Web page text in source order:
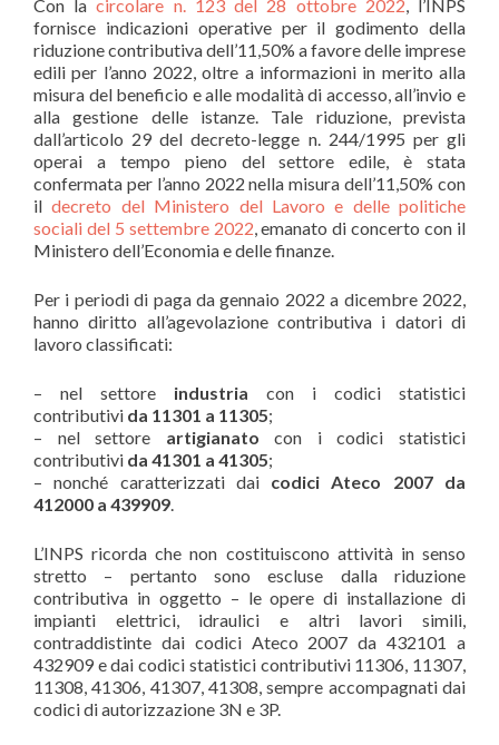
Con lacircolare n. 123 del 28 ottobre 2022 , l’INPS
fornisce indicazioni operative per il godimento della
riduzione contributiva dell’11,50% a favore delle imprese
edili per l’anno 2022, oltre a informazioni in merito alla
misura del beneficio e alle modalità di accesso, all’invio e
alla gestione delle istanze. Tale riduzione, prevista
dall’articolo 29 del decreto-legge n. 244/1995 per gli
operai a tempo pieno del settore edile, è stata
confermata per l’anno 2022 nella misura dell’11,50% con
ildecreto del Ministero del Lavoro e delle politiche
sociali del 5 settembre 2022 , emanato di concerto con il
Ministero dell’Economia e delle finanze.
Per i periodi di paga da gennaio 2022 a dicembre 2022,
hanno diritto all’agevolazione contributiva i datori di
lavoro classificati:
– nel settore industria con i codici statistici
contributivi da 11301 a 11305;
– nel settore artigianato con i codici statistici
contributivi da 41301 a 41305;
– nonché caratterizzati dai codici Ateco 2007 da
412000 a 439909
L’INPS ricorda che non costituiscono attività in senso
stretto – pertanto sono escluse dalla riduzione
contributiva in oggetto – le opere di installazione di
impianti elettrici, idraulici e altri lavori simili,
contraddistinte dai codici Ateco 2007 da 432101 a
432909 e dai codici statistici contributivi 11306, 11307,
11308, 41306, 41307, 41308, sempre accompagnati dai
codici di autorizzazione 3N e 3P.